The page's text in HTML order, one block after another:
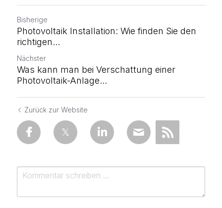
Bisherige
Photovoltaik Installation: Wie finden Sie den
richtigen...
Nächster
Was kann man bei Verschattung einer
Photovoltaik-Anlage...
Zurück zur Website